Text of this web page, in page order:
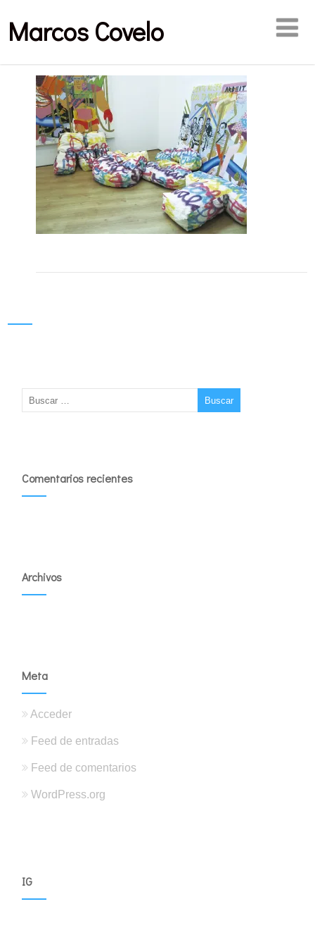
Marcos Covelo
Comentarios recientes
Archivos
Meta
Acceder
Feed de entradas
Feed de comentarios
WordPress.org
IG